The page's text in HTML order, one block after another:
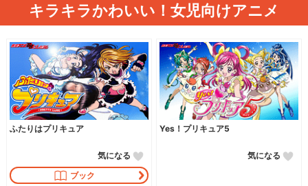
キラキラかわいい！女児向けアニメ
ふたりはプリキュア
ブック
気になる
Yes！プリキュア5
気になる